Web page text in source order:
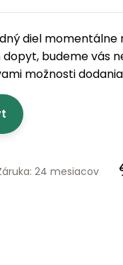
diel momentálne
budeme vás
možnosti
24 mesiacov